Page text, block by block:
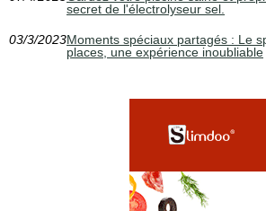
secret de l'électrolyseur sel.
03/3/2023Moments spéciaux partagés : Le
places, une expérience inoubliable